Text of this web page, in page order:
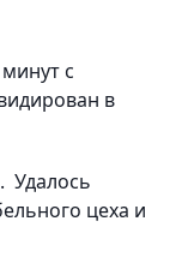
с
в
Удалось
цеха и